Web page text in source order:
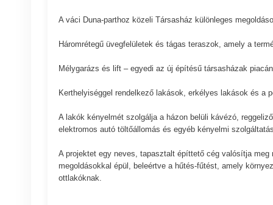
A váci Duna-parthoz közeli Társasház különleges
Háromrétegű üvegfelületek és tágas teraszok, amely a
Mélygarázs és lift – egyedi az új építésű társasházak
Kerthelyiséggel rendelkező lakások, erkélyes lakások és a
A lakók kényelmét szolgálja a házon belüli kávézó,
elektromos autó töltőállomás és egyéb kényelmi
A projektet egy neves, tapasztalt építtető cég valósítja
megoldásokkal épül, beleértve a hűtés-fűtést, amely
ottlakóknak.